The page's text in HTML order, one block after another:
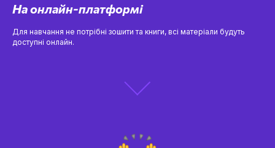
На онлайн-платформі
Для навчання не потрібні зошити та книги, всі матеріали будуть
доступні онлайн.